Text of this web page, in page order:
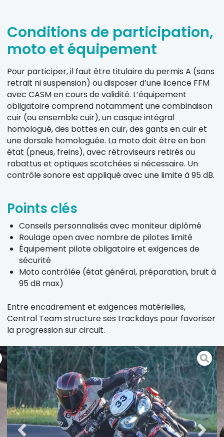
Conditions de participation,
moto et équipement
Pour participer, il faut être titulaire du permis A (sans
retrait ni suspension) ou disposer d’une licence FFM
avec CASM en cours de validité. L’équipement
obligatoire comprend notamment une combinaison
cuir (ou ensemble cuir), un casque intégral
homologué, des bottes en cuir, des gants en cuir et
une dorsale homologuée. La moto doit être en bon
état (pneus, freins), avec rétroviseurs retirés ou
rabattus et optiques scotchées si nécessaire. Un
contrôle sonore est appliqué avec une limite à 95 dB.
Points clés
Conseils personnalisés avec moniteur diplômé
Roulage open avec nombre de pilotes limité
Équipement pilote obligatoire et exigences de
sécurité
Moto contrôlée (état général, préparation, bruit à
95 dB max)
Entre encadrement et exigences matérielles,
Central Team structure ses trackdays pour favoriser
la progression sur circuit.